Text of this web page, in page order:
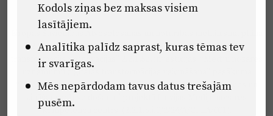
Eiropas Savienības Atveseļošanas un noturības mehānisma plāna
2.2. reformu un investīciju virziena “Uzņēmumu digitālā
transformācija un inovācijas” 2.2.1.5.i. investīcijas “Mediju nozares
uzņēmumu digitālās transformācijas veicināšana” pasākuma
“Mācības mediju nozares speciālistu digitālās kompetences un
zināšanu pilnveidošanai” projektā Latvijas Mediju nozares
kompetenču centrs (2.2.1.5.i.0/2/24/A/CFLA/001).
Kodols ziņas bez maksas visiem
lasītājiem.
Analītika palīdz saprast, kuras tēmas tev
ir svarīgas.
Mēs nepārdodam tavus datus trešajām
pusēm.